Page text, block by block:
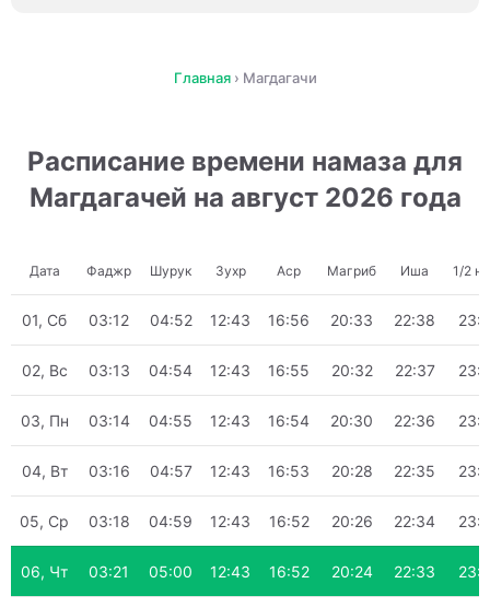
Главная› Магдагачи
Расписание времени намаза для
Магдагачей на август 2026 года
Дата Фаджр Шурук Зухр Аср Магриб Иша 1/2
01, Сб 03:12 04:52 12:43 16:56 20:33 22:38
02, Вс 03:13 04:54 12:43 16:55 20:32 22:37
03, Пн 03:14 04:55 12:43 16:54 20:30 22:36
04, Вт 03:16 04:57 12:43 16:53 20:28 22:35
05, Ср 03:18 04:59 12:43 16:52 20:26 22:34
06, Чт 03:21 05:00 12:43 16:52 20:24 22:33